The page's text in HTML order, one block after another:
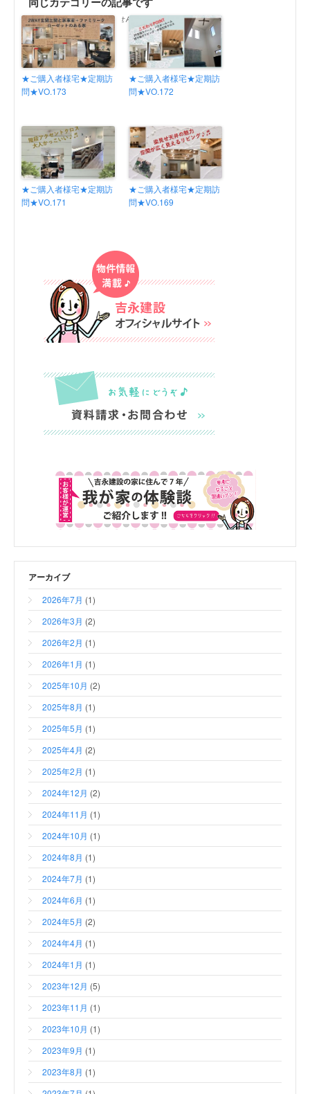
同じカテゴリーの記事がありません
★ご購入者様宅★定期訪
問★VO.173
★ご購入者様宅★定期訪
問★VO.172
★ご購入者様宅★定期訪
問★VO.171
★ご購入者様宅★定期訪
問★VO.169
アーカイブ
2026年7月 (1)
2026年3月 (2)
2026年2月 (1)
2026年1月 (1)
2025年10月 (2)
2025年8月 (1)
2025年5月 (1)
2025年4月 (2)
2025年2月 (1)
2024年12月 (2)
2024年11月 (1)
2024年10月 (1)
2024年8月 (1)
2024年7月 (1)
2024年6月 (1)
2024年5月 (2)
2024年4月 (1)
2024年1月 (1)
2023年12月 (5)
2023年11月 (1)
2023年10月 (1)
2023年9月 (1)
2023年8月 (1)